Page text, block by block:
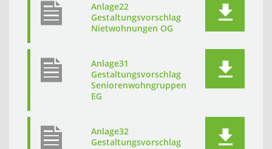
Anlage22
Gestaltungsvorschlag
Nietwohnungen OG
Anlage31
Gestaltungsvorschlag
Seniorenwohngruppen
EG
Anlage32
Gestaltungsvorschlag